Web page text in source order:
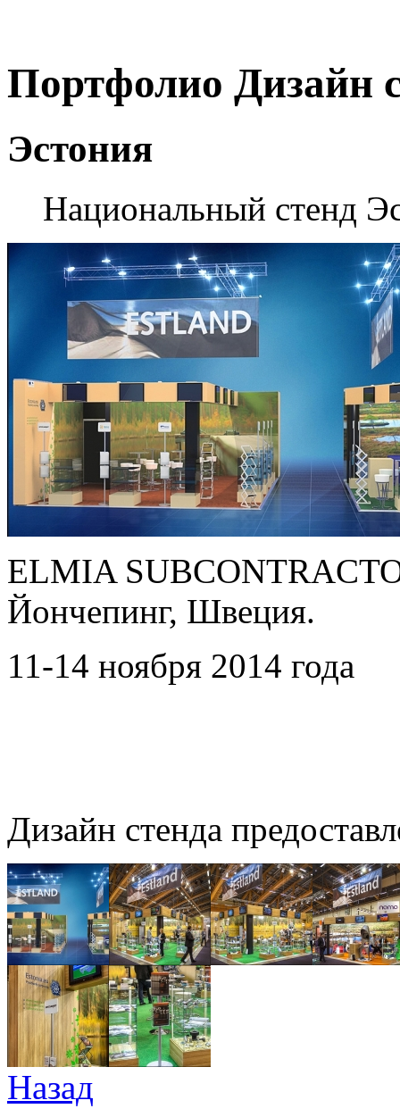
Портфолио Дизайн
Эстония
Национальный стенд
ELMIA
Йончепинг, Швеция.
11-14 ноября 2014 года
Дизайн стенда
Назад